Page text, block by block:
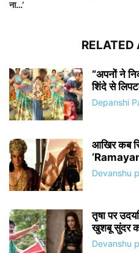
ना…’
RELATED
“अपनों ने
शिंदे से
Depanshi
आखिर कब
Devanshu
तृषा पर
खुशबू सुंदर
Devanshu